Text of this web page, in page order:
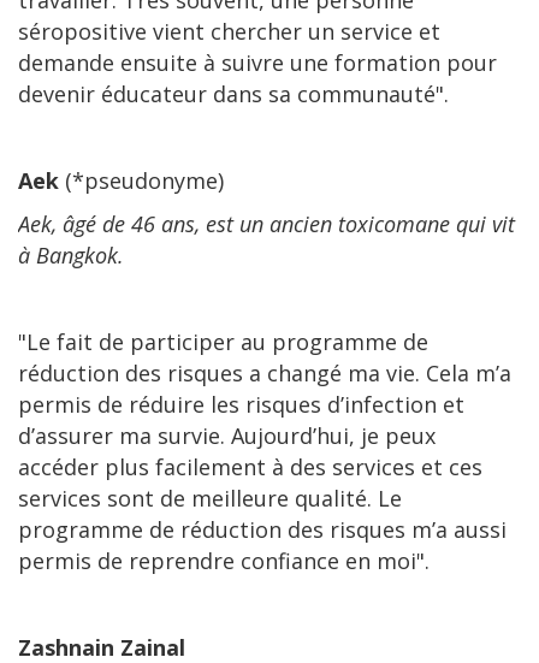
séropositive vient chercher un service et
demande ensuite à suivre une formation pour
devenir éducateur dans sa communauté".
Aek (*pseudonyme)
Aek, âgé de 46 ans, est un ancien toxicomane qui vit
à Bangkok.
"Le fait de participer au programme de
réduction des risques a changé ma vie. Cela m’a
permis de réduire les risques d’infection et
d’assurer ma survie. Aujourd’hui, je peux
accéder plus facilement à des services et ces
services sont de meilleure qualité. Le
programme de réduction des risques m’a aussi
permis de reprendre confiance en moi".
Zashnain Zainal